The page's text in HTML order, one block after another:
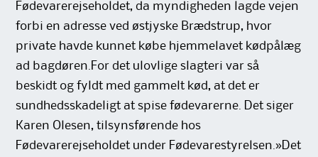
Fødevarerejseholdet, da myndigheden lagde vejen
forbi en adresse ved østjyske Brædstrup, hvor
private havde kunnet købe hjemmelavet kødpålæg
ad bagdøren.For det ulovlige slagteri var så
beskidt og fyldt med gammelt kød, at det er
sundhedsskadeligt at spise fødevarerne. Det siger
Karen Olesen, tilsynsførende hos
Fødevarerejseholdet under Fødevarestyrelsen.»Det